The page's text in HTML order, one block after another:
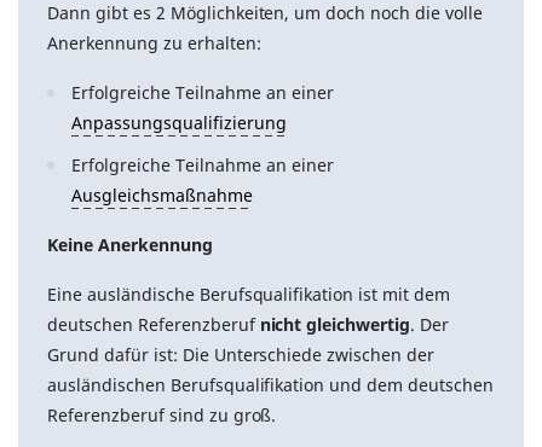
Dann gibt es 2 Möglichkeiten, um doch noch die volle
Anerkennung zu erhalten:
Erfolgreiche Teilnahme an einer
Anpassungsqualifizierung
Erfolgreiche Teilnahme an einer
Ausgleichsmaßnahme
Keine Anerkennung
Eine ausländische Berufsqualifikation ist mit dem
deutschen Referenzberuf nicht gleichwertig. Der
Grund dafür ist: Die Unterschiede zwischen der
ausländischen Berufsqualifikation und dem deutschen
Referenzberuf sind zu groß.